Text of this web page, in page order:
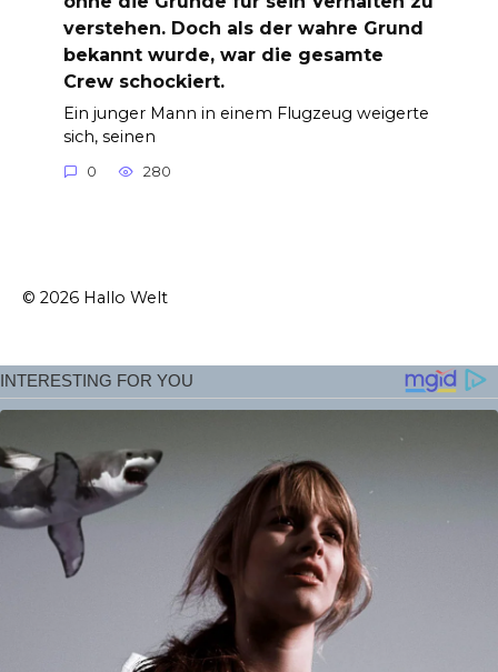
verstehen. Doch als der wahre Grund
bekannt wurde, war die gesamte
Crew schockiert.
Ein junger Mann in einem Flugzeug weigerte
sich, seinen
0 280
© 2026 Hallo Welt